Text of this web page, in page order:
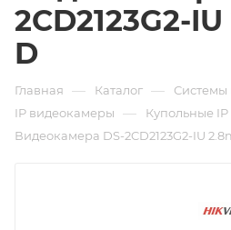
2CD2123G2-
D
Главная — Каталог —
IP видеокамеры — Купольные
Видеокамера DS-2CD2123G2-IU